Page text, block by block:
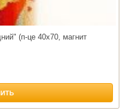
(п-це 40х70, магнит